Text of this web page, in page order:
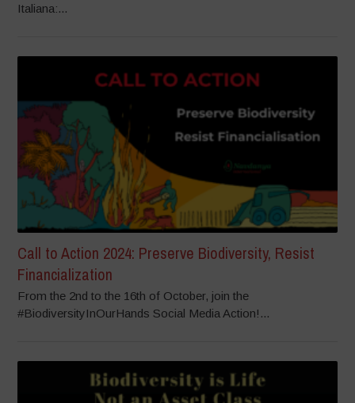
Italiana:...
Call to Action 2024: Preserve Biodiversity, Resist
Financialization
From the 2nd to the 16th of October, join the
#BiodiversityInOurHands Social Media Action!...